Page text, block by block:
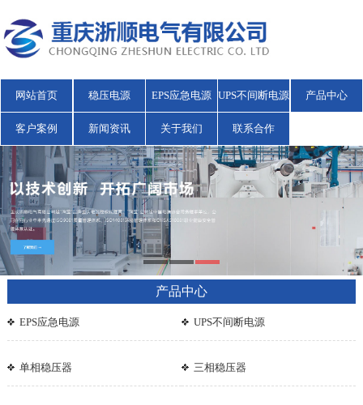
网站首页 稳压电源 EPS应急电源 UPS不间断电源 产品中心
客户案例 新闻资讯 关于我们 联系合作
产品中心
EPS应急电源 UPS不间断电源
单相稳压器 三相稳压器